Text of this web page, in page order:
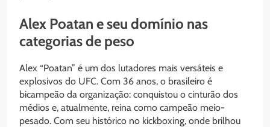
Alex Poatan e seu domínio nas
categorias de peso
Alex “Poatan” é um dos lutadores mais versáteis e
explosivos do UFC. Com 36 anos, o brasileiro é
bicampeão da organização: conquistou o cinturão dos
médios e, atualmente, reina como campeão meio-
pesado. Com seu histórico no kickboxing, onde brilhou